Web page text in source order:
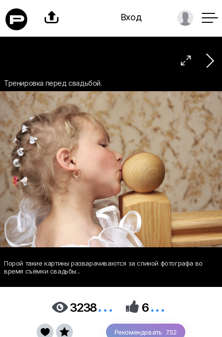
 Вход

Тренировка перед свадьбой.
Порой такие картины разварачиваются за спиной фотографа во
время съёмки свадьбы...
 3238...  6...
Рекомендовать 7.52
 